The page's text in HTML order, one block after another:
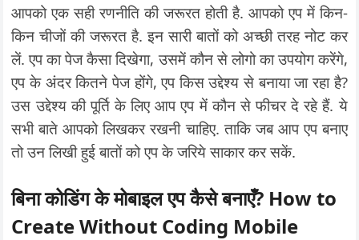
आपको एक सही रणनीति की जरूरत होती है. आपको एप में किन-
किन चीजों की जरूरत है. इन सारी बातों को अच्छी तरह नोट कर
लें. एप का पेज कैसा दिखेगा, उसमें कौन से लोगो का उपयोग करेंगे,
एप के अंदर कितने पेज होंगे, एप किस उद्देश्य से बनाया जा रहा है?
उस उद्देश्य की पूर्ति के लिए आप एप में कौन से फीचर दे रहे हैं. ये
सभी बाते आपको लिखकर रखनी चाहिए. ताकि जब आप एप बनाए
तो उन लिखी हुई बातों को एप के जरिये साकार कर सकें.
बिना कोडिंग के मोबाइल एप कैसे बनाएँ? How to
Create Without Coding Mobile